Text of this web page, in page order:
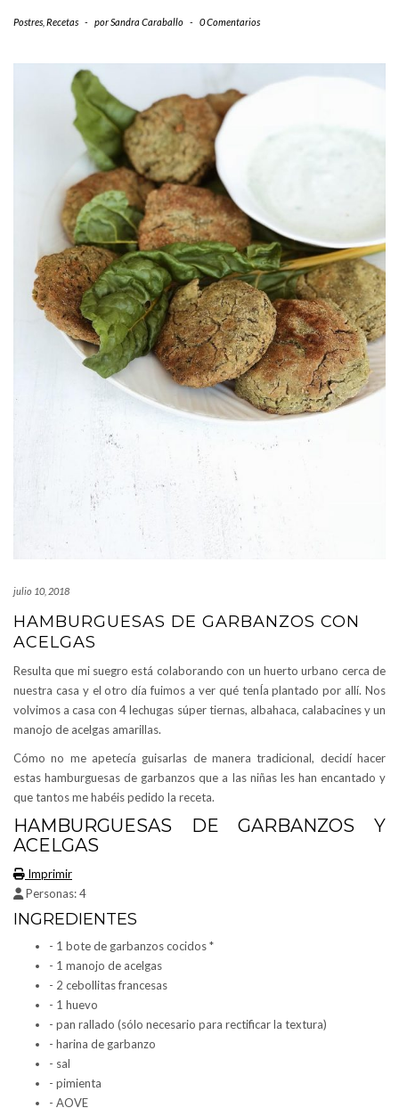
Postres Recetas - porSandra Caraballo - 0 Comentarios
julio 10, 2018
HAMBURGUESAS DE GARBANZOS CON
ACELGAS
Resulta que mi suegro está colaborando con un huerto urbano cerca de
nuestra casa y el otro día fuimos a ver qué tenÍa plantado por allí. Nos
volvimos a casa con 4 lechugas súper tiernas, albahaca, calabacines y un
manojo de acelgas amarillas.
Cómo no me apetecía guisarlas de manera tradicional, decidí hacer
estas hamburguesas de garbanzos que a las niñas les han encantado y
que tantos me habéis pedido la receta.
HAMBURGUESAS DE GARBANZOS Y
ACELGAS
Imprimir
Personas:4
INGREDIENTES
- 1 bote de garbanzos cocidos *
- 1 manojo de acelgas
- 2 cebollitas francesas
- 1 huevo
- pan rallado (sólo necesario para rectificar la textura)
- harina de garbanzo
- sal
- pimienta
- AOVE